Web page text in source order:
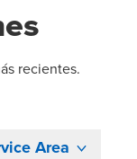
recientes.
Area